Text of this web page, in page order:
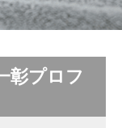
彰プロフ